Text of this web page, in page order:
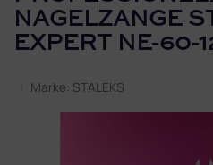
NAGELZANGE
EXPERT NE-60-
Marke: STALEKS